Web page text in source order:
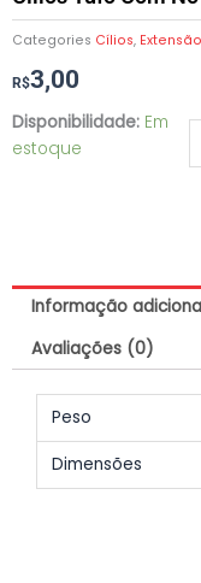
Categories Cílios, Extensão
R$3,00
Disponibilidade: Em
estoque
Informação
Avaliações (0)
Peso
Dimensões